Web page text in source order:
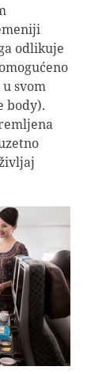
odlikuje
svom
body).